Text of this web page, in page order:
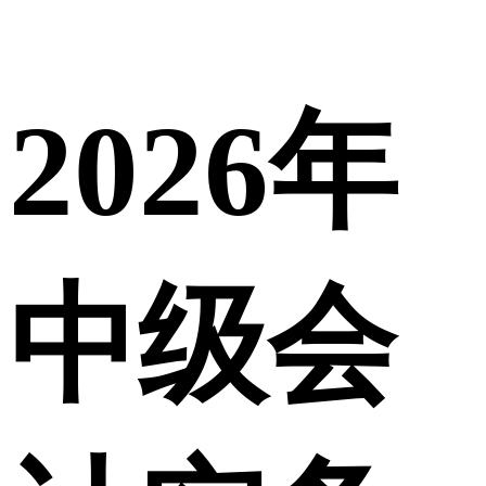
2026年
中级会